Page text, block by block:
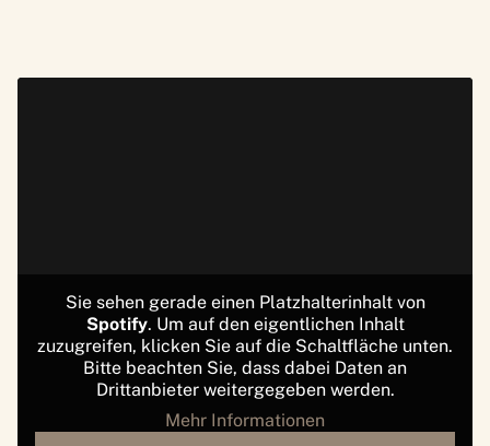
Sie sehen gerade einen Platzhalterinhalt von
Spotify. Um auf den eigentlichen Inhalt
zuzugreifen, klicken Sie auf die Schaltfläche unten.
Bitte beachten Sie, dass dabei Daten an
Drittanbieter weitergegeben werden.
Mehr Informationen